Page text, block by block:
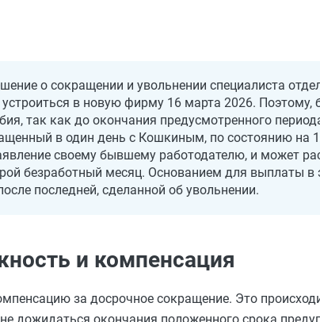
о сокращении и увольнении специалиста
в новую фирму 16 марта 2026. Поэтому,
так как до окончания предусмотренного
в один день с Кошкиным, по состоянию на
своему бывшему работодателю, и может
безработный месяц. Основанием для выплаты в
последней, сделанной об увольнении.
и компенсация
за досрочное сокращение. Это